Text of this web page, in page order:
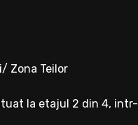
Zona Teilor
la etajul 2 din 4,